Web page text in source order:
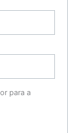
para a